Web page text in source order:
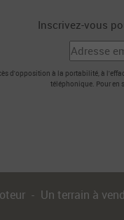
Inscrivez-vous
d'opposition à la portabilité, à
téléphonique. Pour en
Un terrain à